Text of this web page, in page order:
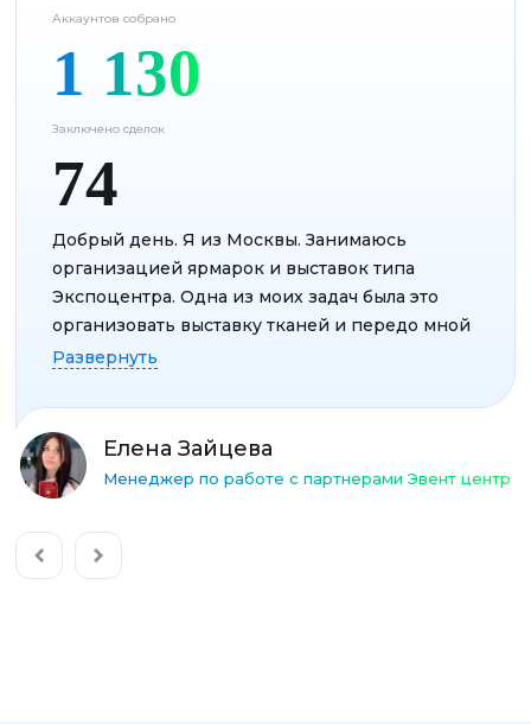
Аккаунтов собрано
1 130
Заключено сделок
74
Добрый день. Я из Москвы. Занимаюсь
организацией ярмарок и выставок типа
Экспоцентра. Одна из моих задач была это
организовать выставку тканей и передо мной
встала такая задача:
Развернуть
Елена Зайцева
Менеджер по работе с партнерами Эвент центр